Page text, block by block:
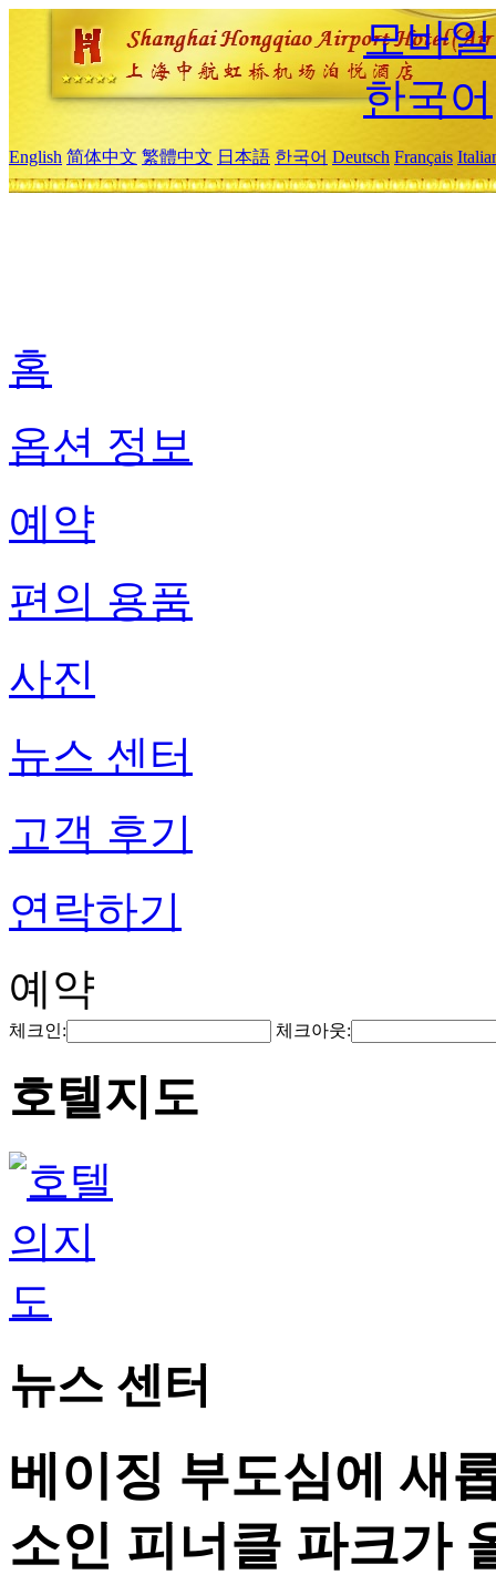
모바
한국어
English 简体中文 繁體中文 日本語 한국어 Deutsch Français
홈
옵션 정보
예약
편의 용품
사진
뉴스 센터
고객 후기
연락하기
예약
체크인: 체크아웃:
호텔지도
뉴스 센터
베이징 부도심에 새
소인 피너클 파크가